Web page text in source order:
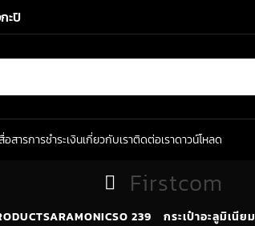
ะปิ
อสารการชำระเงินเกี่ยวกับเราติดต่อเราดาวน์โหลด
Firstcom
SARAMONICSO 239 กระเป๋าอะลูมิเนียม